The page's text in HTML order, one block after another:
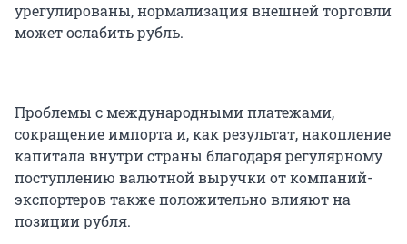
урегулированы, нормализация внешней торговли
может ослабить рубль.
Проблемы с международными платежами,
сокращение импорта и, как результат, накопление
капитала внутри страны благодаря регулярному
поступлению валютной выручки от компаний-
экспортеров также положительно влияют на
позиции рубля.